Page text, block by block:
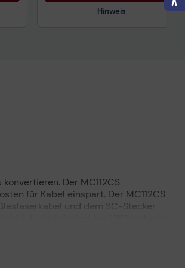
Hinweis
Der MC112CS
für Kabel einspart. Der MC112CS
und dem SC-Stecker
zusammenarbeitet, ist